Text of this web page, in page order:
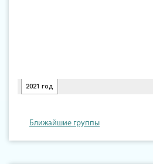
Ближайшие группы